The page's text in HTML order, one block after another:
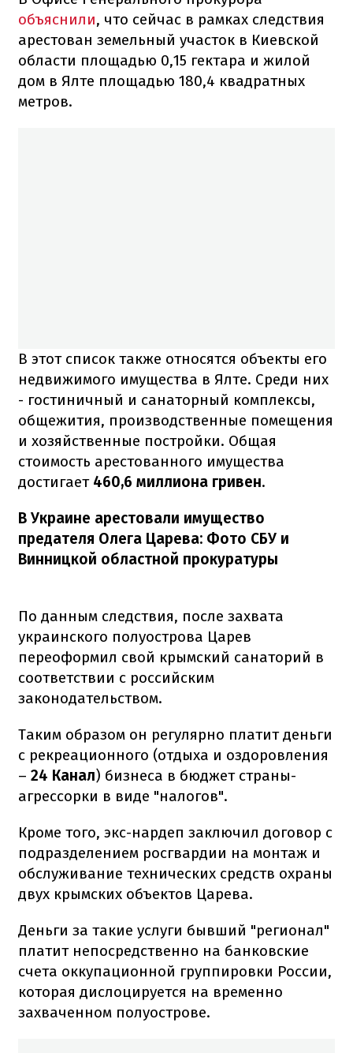
объяснили, что сейчас в рамках следствия
арестован земельный участок в Киевской
области площадью 0,15 гектара и жилой
дом в Ялте площадью 180,4 квадратных
метров.
В этот список также относятся объекты его
недвижимого имущества в Ялте. Среди них
- гостиничный и санаторный комплексы,
общежития, производственные помещения
и хозяйственные постройки. Общая
стоимость арестованного имущества
достигает 460,6 миллиона гривен.
В Украине арестовали имущество
предателя Олега Царева: Фото СБУ и
Винницкой областной прокуратуры
По данным следствия, после захвата
украинского полуострова Царев
переоформил свой крымский санаторий в
соответствии с российским
законодательством.
Таким образом он регулярно платит деньги
с рекреационного (отдыха и оздоровления
– 24 Канал) бизнеса в бюджет страны-
агрессорки в виде "налогов".
Кроме того, экс-нардеп заключил договор с
подразделением росгвардии на монтаж и
обслуживание технических средств охраны
двух крымских объектов Царева.
Деньги за такие услуги бывший "регионал"
платит непосредственно на банковские
счета оккупационной группировки России,
которая дислоцируется на временно
захваченном полуострове.